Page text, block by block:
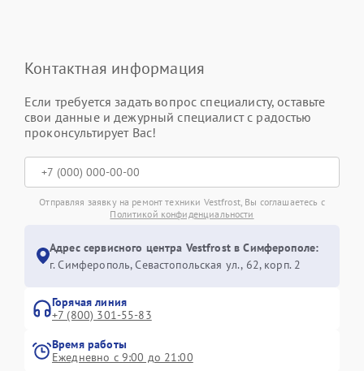
Контактная информация
Если требуется задать вопрос специалисту, оставьте
свои данные и дежурный специалист с радостью
проконсультирует Вас!
Отправляя заявку на ремонт техники Vestfrost, Вы соглашаетесь с
Политикой конфиденциальности
Адрес сервисного центра Vestfrost в Симферополе:
г. Симферополь, Севастопольская ул., 62, корп. 2
Горячая линия
+7 (800) 301-55-83
Время работы
Ежедневно с 9:00 до 21:00